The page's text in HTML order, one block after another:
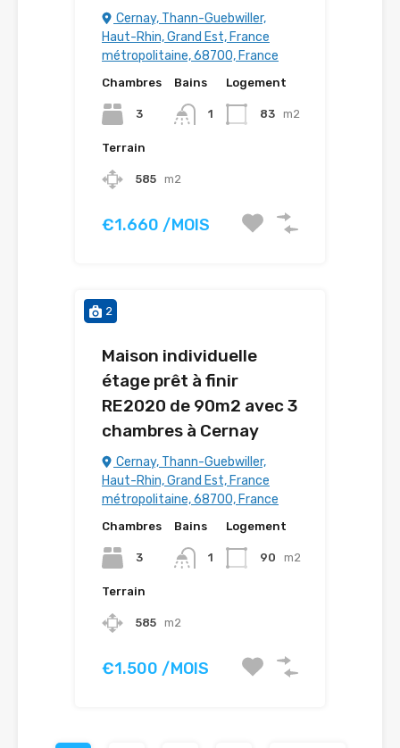
Cernay, Thann-Guebwiller,
Haut-Rhin, Grand Est, France
métropolitaine, 68700, France
Chambres
3
Bains
1
Logement
83 m2
Terrain
585 m2
€1.660 /MOIS
2
Maison individuelle
étage prêt à finir
RE2020 de 90m2 avec 3
chambres à Cernay
Cernay, Thann-Guebwiller,
Haut-Rhin, Grand Est, France
métropolitaine, 68700, France
Chambres
3
Bains
1
Logement
90 m2
Terrain
585 m2
€1.500 /MOIS